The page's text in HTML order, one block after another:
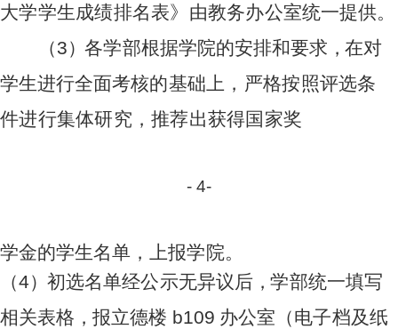
大学学生成绩排名表》由教务办公室统一提供。
（3）各学部根据学院的安排和要求 ，在对
学生进行全面考核的基础上，严格按照评选条
件进行集体研究，推荐出获得国家奖
- 4-
学金的学生名单 ，上报学 院。
（4）初选名单经公示无异议后，学部统一填写
相关表格 ，报立德楼 b109 办公室 （电子档及纸